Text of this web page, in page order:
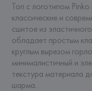
Топ с логотипом
классические и
сшитое из
обладает простым
круглым вырезом
минималистичный и
текстура материала
шарма.